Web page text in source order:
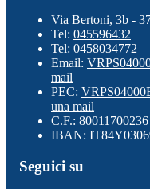
Via Bertoni, 3b -
Tel: 045596432
Tel: 0458034772
Email:
mail
PEC:
una mail
C.F.: 80011700236
IBAN:
Seguici su